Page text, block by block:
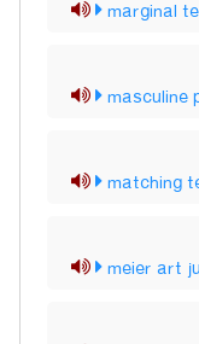
marginal
masculine
matching
meier art